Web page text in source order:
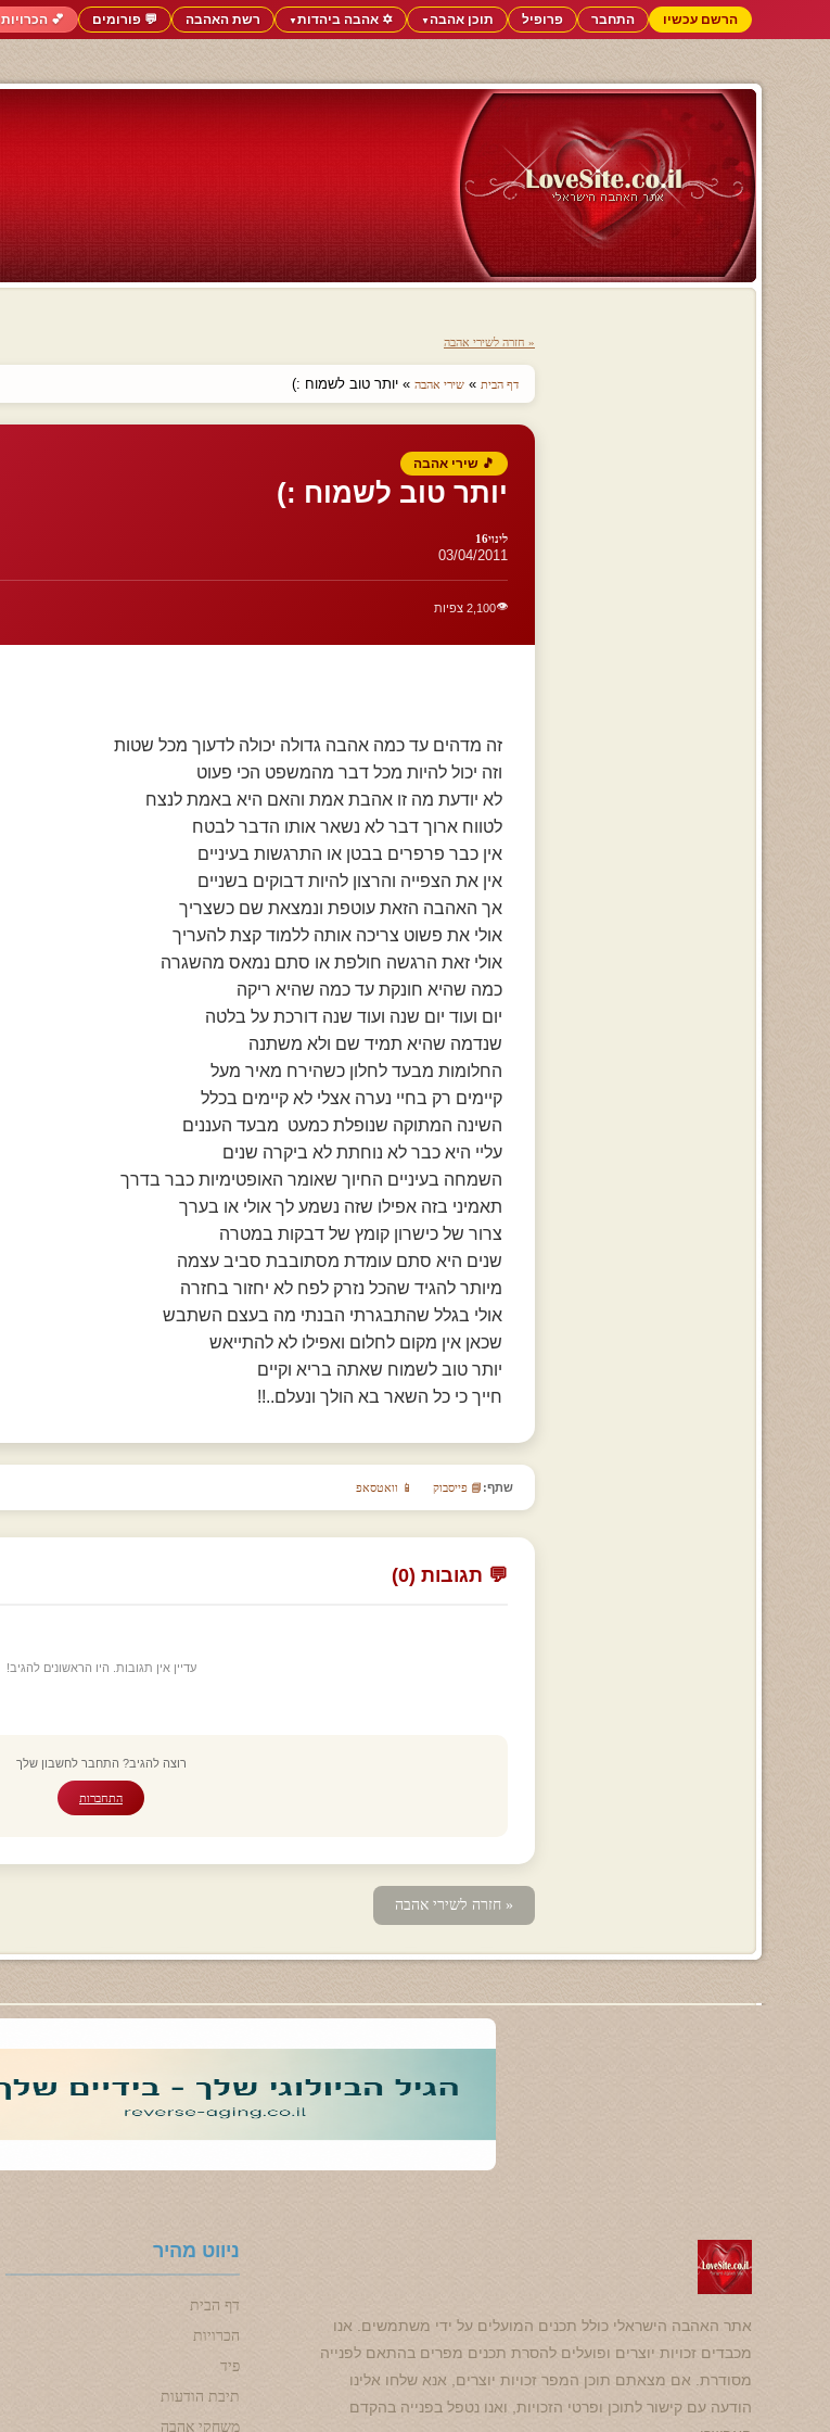
הרשם עכשיו התחבר פרופיל תוכן אהבה▼ ✡️ אהבה ביהדות▼ רשת האהבה 💬 פורומים 💕 הכרויות
« חזרה לשירי אהבה
דף הבית » שירי אהבה » יותר טוב לשמוח :)
🎵 שירי אהבה
יותר טוב לשמוח :)
לינוי16
03/04/2011
👁️2,100 צפיות
זה מדהים עד כמה אהבה גדולה יכולה לדעוך מכל שטות
וזה יכול להיות מכל דבר מהמשפט הכי פעוט
לא יודעת מה זו אהבת אמת והאם היא באמת לנצח
לטווח ארוך דבר לא נשאר אותו הדבר לבטח
אין כבר פרפרים בבטן או התרגשות בעיניים
אין את הצפייה והרצון להיות דבוקים בשניים
אך האהבה הזאת עוטפת ונמצאת שם כשצריך
אולי את פשוט צריכה אותה ללמוד קצת להעריך
אולי זאת הרגשה חולפת או סתם נמאס מהשגרה
כמה שהיא חונקת עד כמה שהיא ריקה
יום ועוד יום שנה ועוד שנה דורכת על בלטה
שנדמה שהיא תמיד שם ולא משתנה
החלומות מבעד לחלון כשהירח מאיר מעל
קיימים רק בחיי נערה אצלי לא קיימים בכלל
השינה המתוקה שנופלת כמעט מבעד העננים
עליי היא כבר לא נוחתת לא ביקרה שנים
השמחה בעיניים החיוך שאומר האופטימיות כבר בדרך
תאמיני בזה אפילו שזה נשמע לך אולי או בערך
צרור של כישרון קומץ של דבקות במטרה
שנים היא סתם עומדת מסתובבת סביב עצמה
מיותר להגיד שהכל נזרק לפח לא יחזור בחזרה
אולי בגלל שהתבגרתי הבנתי מה בעצם השתבש
שכאן אין מקום לחלום ואפילו לא להתייאש
יותר טוב לשמוח שאתה בריא וקיים
חייך כי כל השאר בא הולך ונעלם..!!
שתף: 📘 פייסבוק 📱 וואטסאפ
💬 תגובות (0)
עדיין אין תגובות. היו הראשונים להגיב!
רוצה להגיב? התחבר לחשבון שלך
התחברות
« חזרה לשירי אהבה
אתר האהבה הישראלי כולל תכנים המועלים על ידי משתמשים. אנו
מכבדים זכויות יוצרים ופועלים להסרת תכנים מפרים בהתאם לפנייה
מסודרת. אם מצאתם תוכן המפר זכויות יוצרים, אנא שלחו אלינו
הודעה עם קישור לתוכן ופרטי הזכויות, ואנו נטפל בפנייה בהקדם
ניווט מהיר
דף הבית
הכרויות
פיד
תיבת הודעות
משחקי אהבה